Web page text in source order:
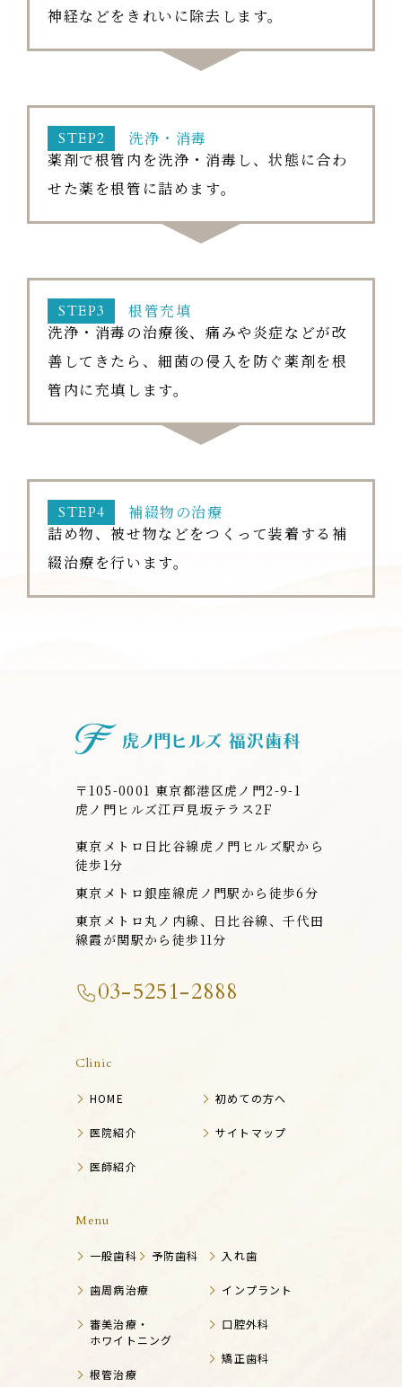
神経などをきれいに除去します。
STEP2
洗浄・消毒
薬剤で根管内を洗浄・消毒し、状態に合わ
せた薬を根管に詰めます。
STEP3
根管充填
洗浄・消毒の治療後、痛みや炎症などが改
善してきたら、細菌の侵入を防ぐ薬剤を根
管内に充填します。
STEP4
補綴物の治療
詰め物、被せ物などをつくって装着する補
綴治療を行います。
〒105-0001 東京都港区虎ノ門2-9-1
虎ノ門ヒルズ江戸見坂テラス2F
東京メトロ日比谷線虎ノ門ヒルズ駅から
徒歩1分
東京メトロ銀座線虎ノ門駅から徒歩6分
東京メトロ丸ノ内線、日比谷線、千代田
線霞が関駅から徒歩11分
03-5251-2888
Clinic
HOME
医院紹介
医師紹介
初めての方へ
サイトマップ
Menu
一般歯科 予防歯科
歯周病治療
審美治療・
ホワイトニング
根管治療
入れ歯
インプラント
口腔外科
矯正歯科